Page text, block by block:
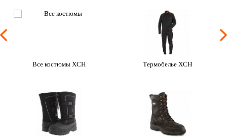
Все костюмы ХСН Термобелье ХСН